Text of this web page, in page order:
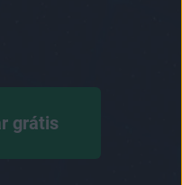
grátis